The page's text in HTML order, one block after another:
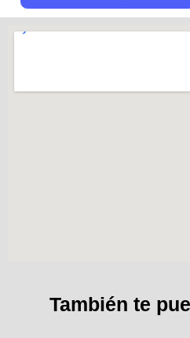
También te